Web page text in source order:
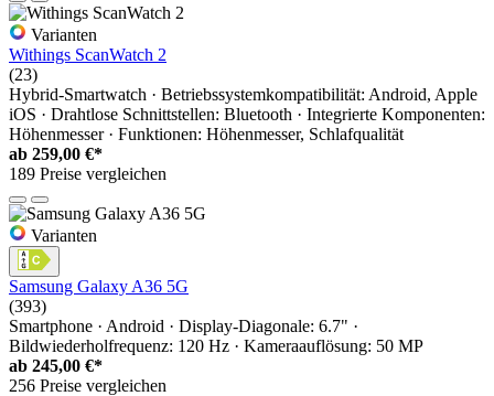
Varianten
Withings ScanWatch 2
(23)
Hybrid-Smartwatch · Betriebssystemkompatibilität: Android, Apple
iOS · Drahtlose Schnittstellen: Bluetooth · Integrierte Komponenten:
Höhenmesser · Funktionen: Höhenmesser, Schlafqualität
ab 259,00 €*
189 Preise vergleichen
Varianten
Samsung Galaxy A36 5G
(393)
Smartphone · Android · Display-Diagonale: 6.7" ·
Bildwiederholfrequenz: 120 Hz · Kameraauflösung: 50 MP
ab 245,00 €*
256 Preise vergleichen